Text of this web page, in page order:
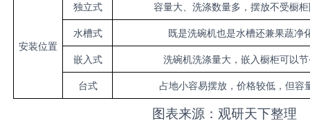
安装位置
独立式 容量大、洗涤数量多，摆放不受橱
水槽式 既是洗碗机也是水槽还兼果蔬净
嵌入式 洗碗机洗涤量大，嵌入橱柜可以
台式 占地小容易摆放，价格较低，但
图表来源：观研天下整理